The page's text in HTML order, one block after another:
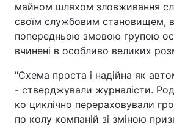
майном шляхом зловживання
своїм службовим становищем,
попередньою змовою групою
вчинені в особливо великих
"Схема проста і надійна як
- стверджували журналісти.
ко циклічно перераховували
по колу компаній зі зміною